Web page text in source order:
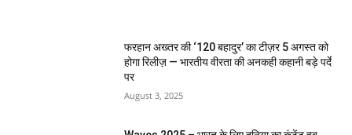
फरहान अख्तर की ‘120 बहादुर’ का टीज़र 5 अगस्त को
होगा रिलीज़ — भारतीय वीरता की अनकही कहानी बड़े पर्दे
पर
August 3, 2025